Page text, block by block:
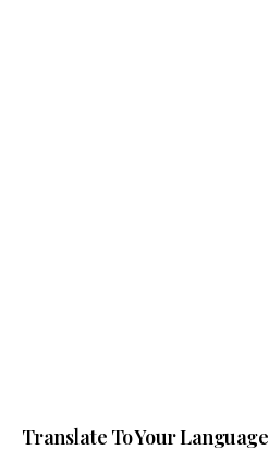
Translate To Your Language